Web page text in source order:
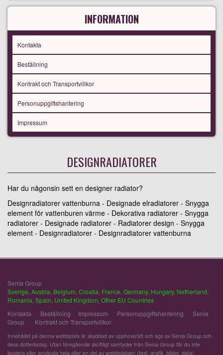
INFORMATION
Kontakta
Beställning
Kontrakt och Transportvillkor
Personuppgiftshantering
Impressum
DESIGNRADIATORER
Har du någonsin sett en designer radiator?
Designradiatorer vattenburna - Designade elradiatorer - Snygga
element för vattenburen värme - Dekorativa radiatorer - Snygga
radiatorer - Designade radiatorer - Radiatorer design - Snygga
element - Designradiatorer - Designradiatorer vattenburna
Senia Group
Sverige Austria Belgium Croatia France Germany, Hungary, Netherland
Romania Spain United Kingdom Other EU Countries
Kontakta
Beställning Impressum Personuppgiftshantering
Senia
Group
Kontrakt och Transportvillkor
Innehållet på denna webbplats är skyddad av upphovsrätt och ägs av Senia Group och
dess dotterbolag. Utan föregående skriftligt samtycke från Senia Group får du inte
kopiera eller använda hela eller en del av webbplatsen (text, grafik, bilder, data)